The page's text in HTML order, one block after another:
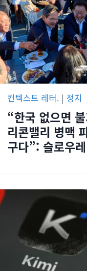
컨텍스트 레터. | 정치
“한국 없으면
리콘밸리 병맥
구다”: 슬로우